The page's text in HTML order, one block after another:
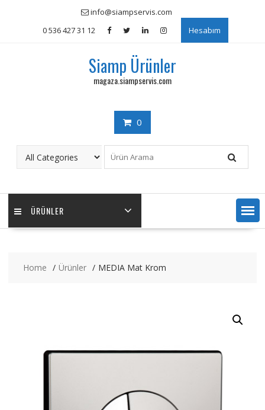
info@siampservis.com
0 536 427 31 12
Hesabım
Siamp Ürünler
magaza.siampservis.com
0
ÜRÜNLER
Home Ürünler MEDIA Mat Krom